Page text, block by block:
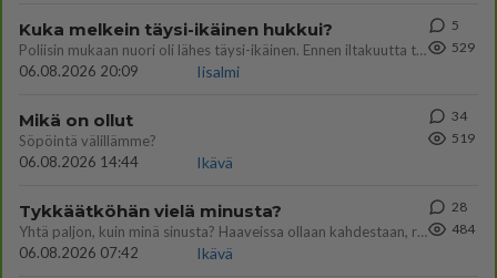
Kuka melkein täysi-ikäinen hukkui?
Poliisin mukaan nuori oli lähes täysi-ikäinen. Ennen iltakuutta tulleen ilmoituksen mukaan ihminen oli joutunut mahdoll
06.08.2026 20:09
Iisalmi
5
529
Mikä on ollut
Söpöintä välillämme?
06.08.2026 14:44
Ikävä
34
519
Tykkäätköhän vielä minusta?
Yhtä paljon, kuin minä sinusta? Haaveissa ollaan kahdestaan, rauhassa ja lähennytään fyysisesti ja tutustutaan syvemmin
06.08.2026 07:42
Ikävä
28
484